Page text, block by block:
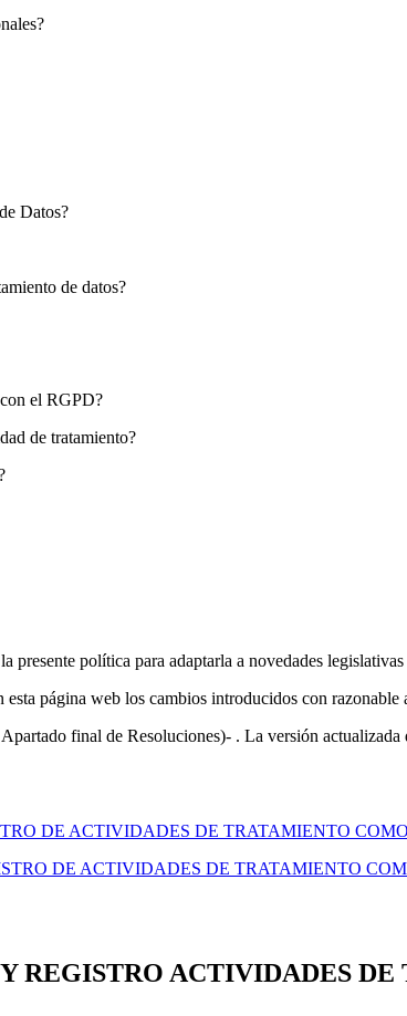
Datos?
de datos?
el RGPD?
de tratamiento?
política para adaptarla a novedades legislativas
página web los cambios introducidos con razonable
final de Resoluciones)- . La versión
DE ACTIVIDADES DE TRATAMIENTO
DE ACTIVIDADES DE TRATAMIENTO
REGISTRO ACTIVIDADES